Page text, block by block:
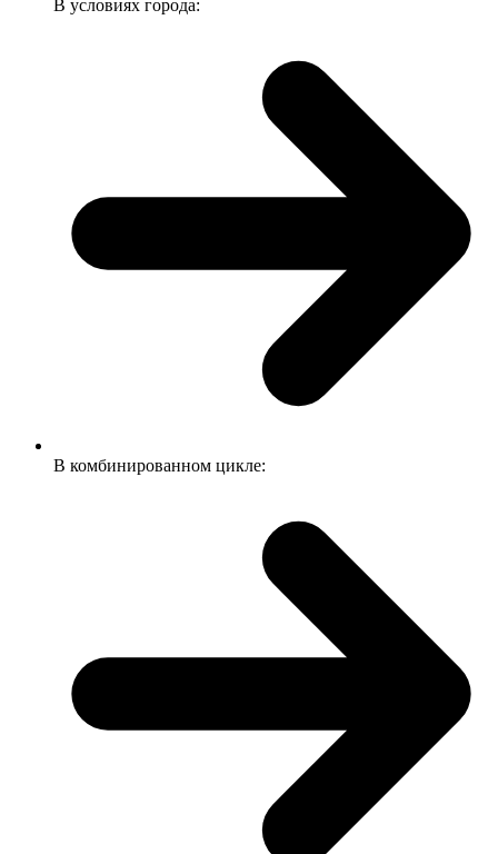
В условиях города:
В комбинированном цикле: